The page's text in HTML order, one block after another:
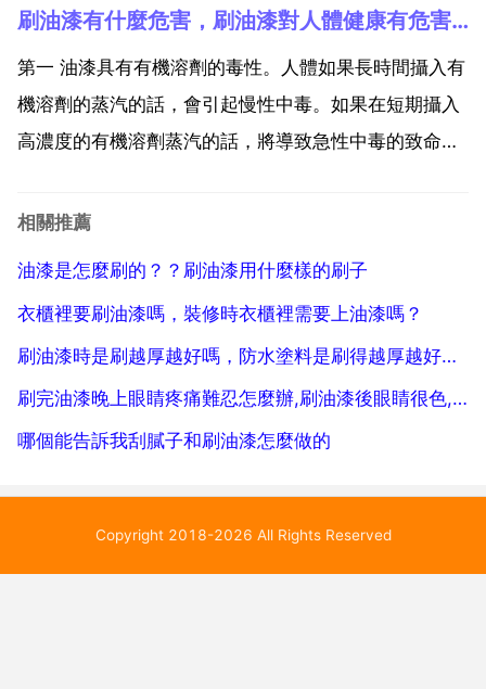
排出2 放一些植物和活性炭 葉廣泥的長期吸附吸附。3
有些放置機器，其實和通風一樣的效果，只要室外空氣
汙染...
刷油漆有什麼危害，刷油漆對人體健康有危害嗎？危害有多大？
第一 油漆具有有機溶劑的毒性。人體如果長時間攝入有
機溶劑的蒸汽的話，會引起慢性中毒。如果在短期攝入
高濃度的有機溶劑蒸汽的話，將導致急性中毒的致命危
險。第二 油漆中含有的苯可以引起孕婦或是胎兒發生溶
相關推薦
油漆是怎麼刷的？？刷油漆用什麼樣的刷子
衣櫃裡要刷油漆嗎，裝修時衣櫃裡需要上油漆嗎？
刷油漆時是刷越厚越好嗎，防水塗料是刷得越厚越好嗎？
刷完油漆晚上眼睛疼痛難忍怎麼辦,刷油漆後眼睛很色,很疼,怎麼辦
哪個能告訴我刮膩子和刷油漆怎麼做的
Copyright 2018-2026 All Rights Reserved